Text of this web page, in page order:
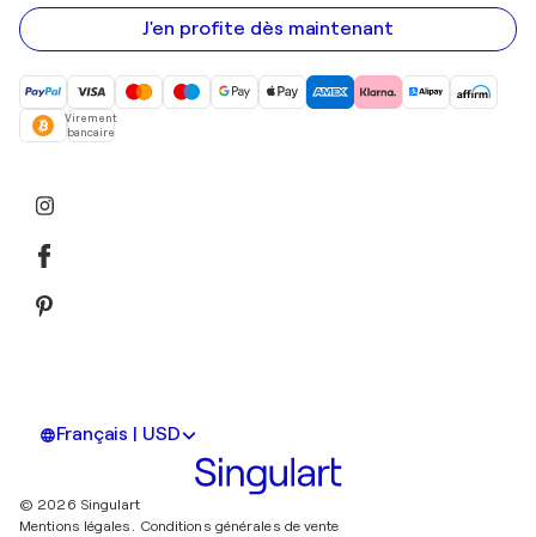
e-
mail
J'en profite dès maintenant
Virement
bancaire
Français | USD
© 2026 Singulart
Mentions légales. Conditions générales de vente